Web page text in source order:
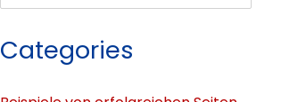
Categories